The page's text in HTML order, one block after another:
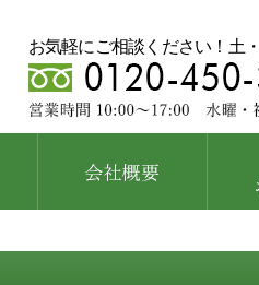
お気軽にご相談ください！土